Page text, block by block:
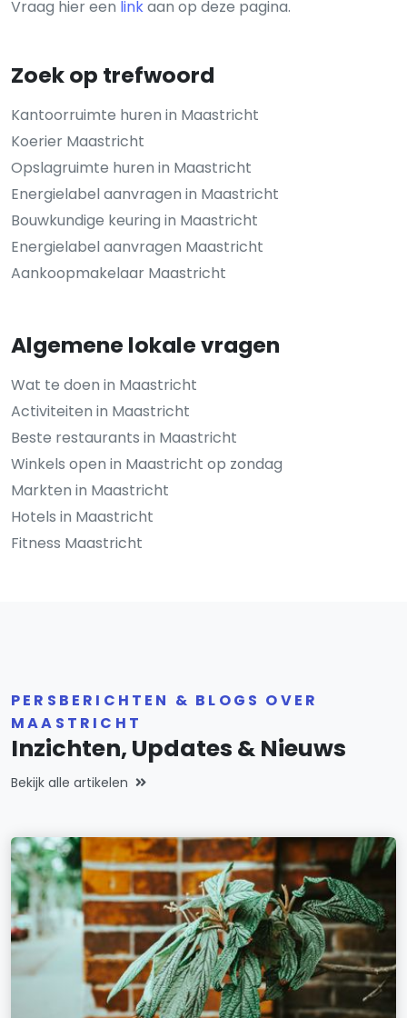
Vraag hier een linkaan op deze pagina.
Zoek op trefwoord
Kantoorruimte huren in Maastricht
Koerier Maastricht
Opslagruimte huren in Maastricht
Energielabel aanvragen in Maastricht
Bouwkundige keuring in Maastricht
Energielabel aanvragen Maastricht
Aankoopmakelaar Maastricht
Algemene lokale vragen
Wat te doen in Maastricht
Activiteiten in Maastricht
Beste restaurants in Maastricht
Winkels open in Maastricht op zondag
Markten in Maastricht
Hotels in Maastricht
Fitness Maastricht
PERSBERICHTEN & BLOGS OVER
MAASTRICHT
Inzichten, Updates & Nieuws
Bekijk alle artikelen